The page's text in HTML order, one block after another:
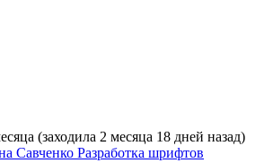
(заходила 2 месяца 18 дней назад)